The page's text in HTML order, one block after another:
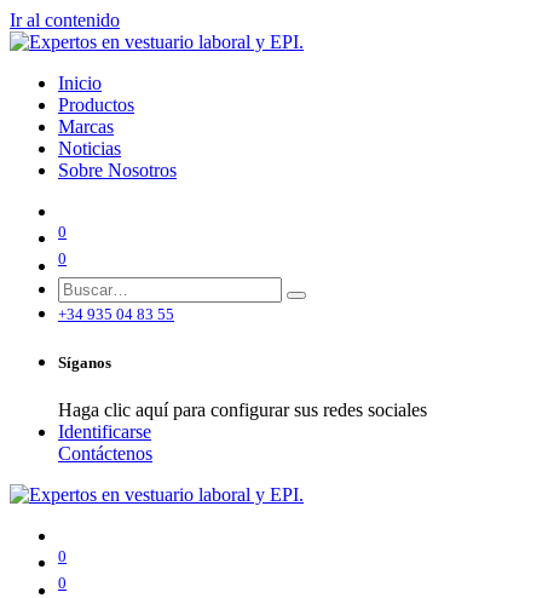
Ir al contenido
Inicio
Productos
Marcas
Noticias
Sobre Nosotros
0
0
+34 935 04 83 55
Síganos
Haga clic aquí para configurar sus redes sociales
Identificarse
Contáctenos
0
0